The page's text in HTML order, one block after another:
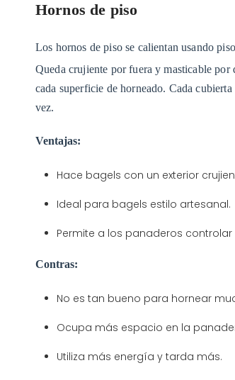
Hornos de piso
Los hornos de piso se calientan usando
Queda crujiente por fuera y masticable
cada superficie de horneado. Cada
vez.
Ventajas:
Hace bagels con un exterior
Ideal para bagels estilo artesanal.
Permite a los panaderos
Contras:
No es tan bueno para hornear
Ocupa más espacio en la
Utiliza más energía y tarda más.